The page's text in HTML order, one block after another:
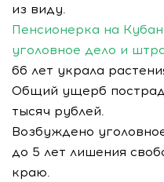
из виду.
Пенсионерка на
уголовное дело и
66 лет украла
Общий ущерб
тысяч рублей.
Возбуждено
до 5 лет лишения
краю.